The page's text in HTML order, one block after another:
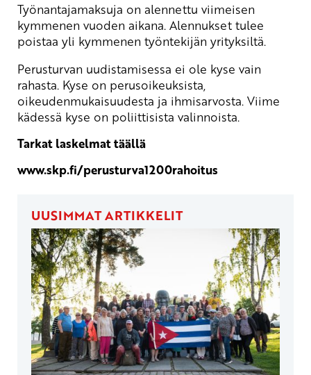
Työnantajamaksuja on alennettu viimeisen
kymmenen vuoden aikana. Alennukset tulee
poistaa yli kymmenen työntekijän yrityksiltä.
Perusturvan uudistamisessa ei ole kyse vain
rahasta. Kyse on perusoikeuksista,
oikeudenmukaisuudesta ja ihmisarvosta. Viime
kädessä kyse on poliittisista valinnoista.
Tarkat laskelmat täällä
www.skp.fi/perusturva1200rahoitus
UUSIMMAT ARTIKKELIT